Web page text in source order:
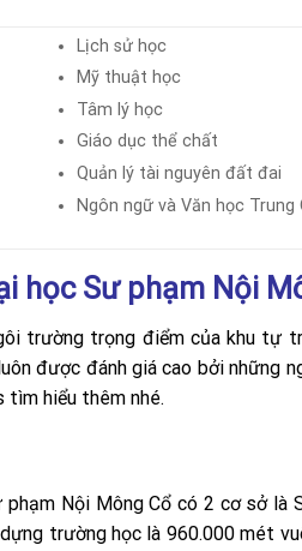
Lịch sử học
Mỹ thuật học
Tâm lý học
Giáo dục thể chất
Quản lý tài nguyên đất đai
Ngôn ngữ và Văn học Trung
học Sư phạm Nội
trường trọng điểm của khu tự
được đánh giá cao bởi những
tìm hiểu thêm nhé.
Nội Mông Cổ có 2 cơ sở là
trường học là 960.000 mét